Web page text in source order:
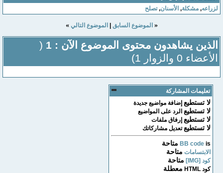
لزراعه,مشكلة,الأسنان,تصلح
« الموضوع السابق|الموضوع التالي »
الذين يشاهدون محتوى الموضوع الآن : 1
(
الأعضاء 0 والزوار 1)
تعليمات المشاركة
لا تستطيعإضافة مواضيع جديدة
لا تستطيعالرد على المواضيع
لا تستطيعإرفاق ملفات
لا تستطيعتعديل مشاركاتك
BB codeis متاحة
الابتسامات متاحة
كود [IMG] متاحة
كود HTML معطلة